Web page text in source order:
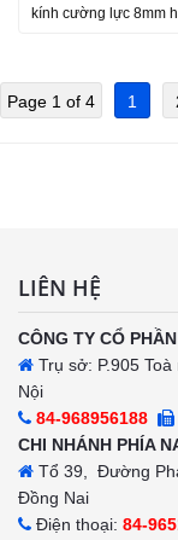
kính cường lực 8mm
Page 1 of 4 1
LIÊN HỆ
CÔNG TY CỔ
Trụ sở: P.905
Nội
84-968956188
CHI NHÁNH PHÍA
Tổ 39, Đường
Đồng Nai
Điện thoại: 84-